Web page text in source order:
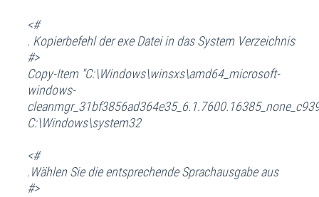
<#
. Kopierbefehl der exe Datei in das System Verzeichnis
#>
Copy-Item "C:\Windows\winsxs\amd64_microsoft-
windows-
C:\Windows\system32
<#
.Wählen Sie die entsprechende Sprachausgabe aus
#>